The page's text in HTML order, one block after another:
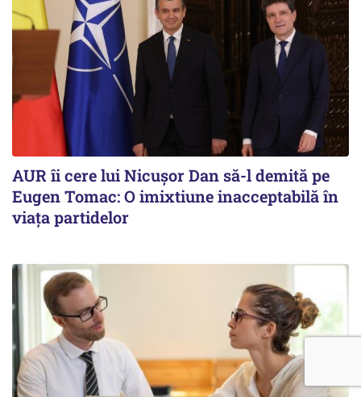
AUR îi cere lui Nicușor Dan să-l demită pe
Eugen Tomac: O imixtiune inacceptabilă în
viața partidelor